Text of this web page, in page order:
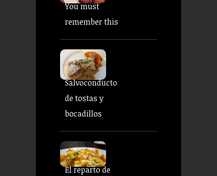
You must
remember this
Salvoconducto
de tostas y
bocadillos
El reparto de